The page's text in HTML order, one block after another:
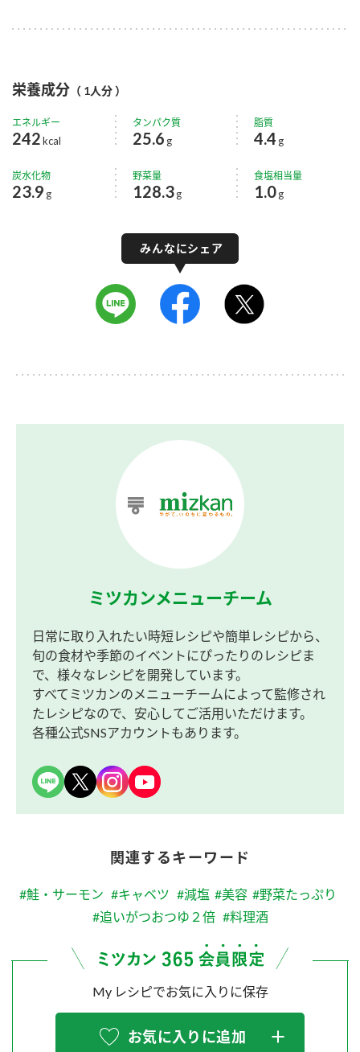
栄養成分 （ 1人分 ）
エネルギー
242kcal
タンパク質
25.6 g
脂質
4.4 g
炭水化物
23.9 g
野菜量
128.3g
食塩相当量
1.0 g
ミツカンメニューチーム
日常に取り入れたい時短レシピや簡単レシピから、
旬の食材や季節のイベントにぴったりのレシピま
で、様々なレシピを開発しています。
すべてミツカンのメニューチームによって監修され
たレシピなので、安心してご活用いただけます。
各種公式SNSアカウントもあります。
関連するキーワード
#鮭・サーモン #キャベツ #減塩 #美容 #野菜たっぷり
#追いがつおつゆ２倍 #料理酒
My レシピでお気に入りに保存
お気に入りに追加